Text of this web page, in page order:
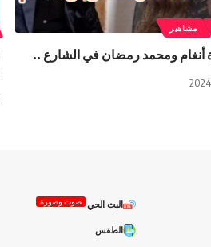
مشاهير
أنغام ومحمد رمضان في الشارع ..
البث الحي صوت وصورة
الطقس